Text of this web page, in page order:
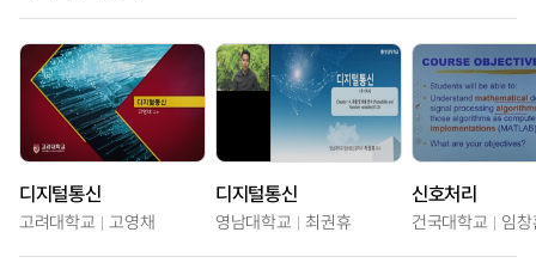
디지털통신
고려대학교 고영채
디지털통신
영남대학교 최권휴
신호처리
건국대학교 임